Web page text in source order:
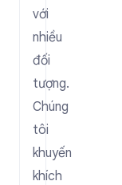
với
nhiều
đối
tượng.
Chúng
tôi
khuyến
khích